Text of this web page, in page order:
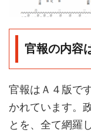
官報の内容
官報はＡ４版で
かれています。
とを、全て網羅